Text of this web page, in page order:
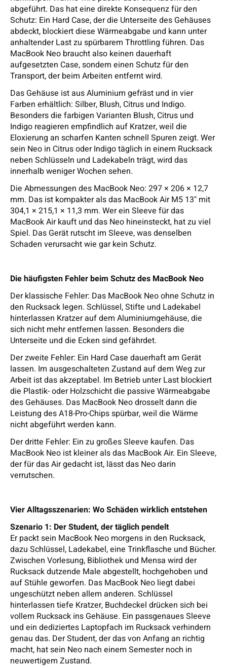
abgeführt. Das hat eine direkte Konsequenz für den
Schutz: Ein Hard Case, der die Unterseite des Gehäuses
abdeckt, blockiert diese Wärmeabgabe und kann unter
anhaltender Last zu spürbarem Throttling führen. Das
MacBook Neo braucht also keinen dauerhaft
aufgesetzten Case, sondern einen Schutz für den
Transport, der beim Arbeiten entfernt wird.
Das Gehäuse ist aus Aluminium gefräst und in vier
Farben erhältlich: Silber, Blush, Citrus und Indigo.
Besonders die farbigen Varianten Blush, Citrus und
Indigo reagieren empfindlich auf Kratzer, weil die
Eloxierung an scharfen Kanten schnell Spuren zeigt. Wer
sein Neo in Citrus oder Indigo täglich in einem Rucksack
neben Schlüsseln und Ladekabeln trägt, wird das
innerhalb weniger Wochen sehen.
Die Abmessungen des MacBook Neo: 297 × 206 × 12,7
mm. Das ist kompakter als das MacBook Air M5 13" mit
304,1 × 215,1 × 11,3 mm. Wer ein Sleeve für das
MacBook Air kauft und das Neo hineinsteckt, hat zu viel
Spiel. Das Gerät rutscht im Sleeve, was denselben
Schaden verursacht wie gar kein Schutz.
Die häufigsten Fehler beim Schutz des MacBook Neo
Der klassische Fehler: Das MacBook Neo ohne Schutz in
den Rucksack legen. Schlüssel, Stifte und Ladekabel
hinterlassen Kratzer auf dem Aluminiumgehäuse, die
sich nicht mehr entfernen lassen. Besonders die
Unterseite und die Ecken sind gefährdet.
Der zweite Fehler: Ein Hard Case dauerhaft am Gerät
lassen. Im ausgeschalteten Zustand auf dem Weg zur
Arbeit ist das akzeptabel. Im Betrieb unter Last blockiert
die Plastik- oder Holzschicht die passive Wärmeabgabe
des Gehäuses. Das MacBook Neo drosselt dann die
Leistung des A18-Pro-Chips spürbar, weil die Wärme
nicht abgeführt werden kann.
Der dritte Fehler: Ein zu großes Sleeve kaufen. Das
MacBook Neo ist kleiner als das MacBook Air. Ein Sleeve,
der für das Air gedacht ist, lässt das Neo darin
verrutschen.
Vier Alltagsszenarien: Wo Schäden wirklich entstehen
Szenario 1: Der Student, der täglich pendelt
Er packt sein MacBook Neo morgens in den Rucksack,
dazu Schlüssel, Ladekabel, eine Trinkflasche und Bücher.
Zwischen Vorlesung, Bibliothek und Mensa wird der
Rucksack dutzende Male abgestellt, hochgehoben und
auf Stühle geworfen. Das MacBook Neo liegt dabei
ungeschützt neben allem anderen. Schlüssel
hinterlassen tiefe Kratzer, Buchdeckel drücken sich bei
vollem Rucksack ins Gehäuse. Ein passgenaues Sleeve
und ein dediziertes Laptopfach im Rucksack verhindern
genau das. Der Student, der das von Anfang an richtig
macht, hat sein Neo nach einem Semester noch in
neuwertigem Zustand.